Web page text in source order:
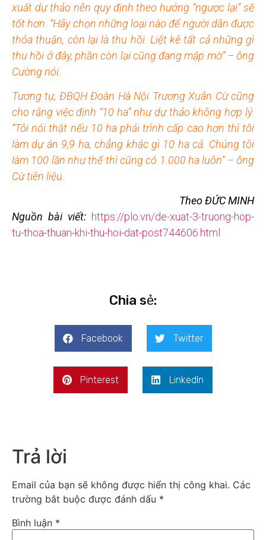
xuất dự thảo nên quy định theo hướng “ngược lại” sẽ
tốt hơn. “Hãy chọn những loại nào để người dân được
thỏa thuận, còn lại là thu hồi. Liệt kê tất cả những gì
thu hồi ở đây, phần còn lại cũng đang mập mờ” – ông
Cường nói.
Tương tự, ĐBQH Đoàn Hà Nội Trương Xuân Cừ cũng
cho rằng việc định “10 ha” như dự thảo không hợp lý.
“Tôi nói thật nếu 10 ha phải trình cấp cao hơn thì tôi
làm dự án 9,9 ha, chẳng khác gì 10 ha cả. Chúng tôi
làm 100 lần như thế thì cũng có 1.000 ha luôn” – ông
Cừ tiên liệu.
Theo ĐỨC MINH
Nguồn bài viết: https://plo.vn/de-xuat-3-truong-hop-
tu-thoa-thuan-khi-thu-hoi-dat-post744606.html
Chia sẻ:
Facebook Twitter
Pinterest LinkedIn
Trả lời
Email của bạn sẽ không được hiển thị công khai. Các
trường bắt buộc được đánh dấu *
Bình luận *